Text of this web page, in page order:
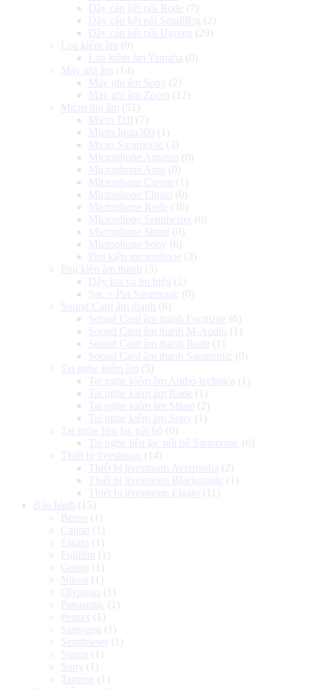
Dây cáp kết nối Rode (7)
Dây cáp kết nối SmallRig (2)
Dây cáp kết nối Ugreen
(29)
Loa kiểm âm (0)
Loa kiểm âm Yamaha (0)
Máy ghi âm (14)
Máy ghi âm Sony (2)
Máy ghi âm Zoom (12)
Micro thu âm (51)
Micro DJI (7)
Micro Insta360 (1)
Micro Saramonic (3)
Microphone Amaran
(0)
Microphone Asus (0)
Microphone Canon
(1)
Microphone Elgato (0)
Microphone Rode (30)
Microphone Sennheiser
(0)
Microphone Shure (0)
Microphone Sony (6)
Phụ kiện microphone (3)
Phụ kiện âm thanh
(3)
Dây loa và tín hiệu
(2)
Sạc + Pin Saramonic (0)
Sound Card âm thanh
(8)
Sound Card âm thanh Focusrite (6)
Sound Card âm thanh M-Audio (1)
Sound Card âm thanh Rode (1)
Sound Card âm thanh Saramonic (0)
Tai nghe kiểm âm (5)
Tai nghe kiểm âm Audio-technica (1)
Tai nghe kiểm âm Rode (1)
Tai nghe kiểm âm Shure (2)
Tai nghe kiểm âm Sony (1)
Tai nghe liên lạc nội bộ (0)
Tai nghe liên lạc nội bộ Saramonic (0)
Thiết bị livestream (14)
Thiết bị livestream Avermedia (2)
Thiết bị livestream Blackmagic (1)
Thiết bị livestream Elgato (11)
Bảo hành
(15)
Benro (1)
Canon
(1)
Elgato (1)
Fujifilm (1)
Gopro (1)
Nikon
(1)
Olympus (1)
Panasonic (1)
Pentax (1)
Samyang (1)
Sennhieser
(1)
Sigma (1)
Sony (1)
Tamron
(1)